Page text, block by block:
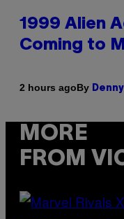
1999 Alien
Coming to
2 hours agoBy
MORE
FROM